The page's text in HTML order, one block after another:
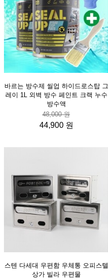
바르는 방수제 씰업 하이드로스탑 그
레이 1L 외벽 방수 페인트 크랙 누수
방수액
48,000 원
44,900 원
스텐 다세대 우편함 우체통 오피스텔
상가 빌라 우편물